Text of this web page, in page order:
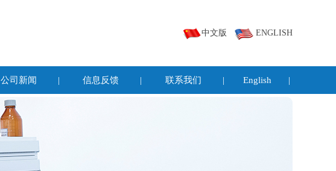
中文版 ENGLISH
公司新闻 | 信息反馈 | 联系我们 | English |